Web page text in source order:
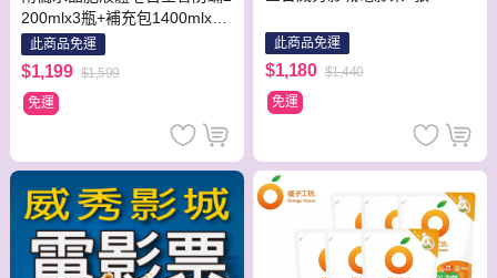
200mlx3瓶+補充包1400mlx3
包此商品免運
$1,199 $1,599
免運
此商品免運
$1,180 $1,440
免運